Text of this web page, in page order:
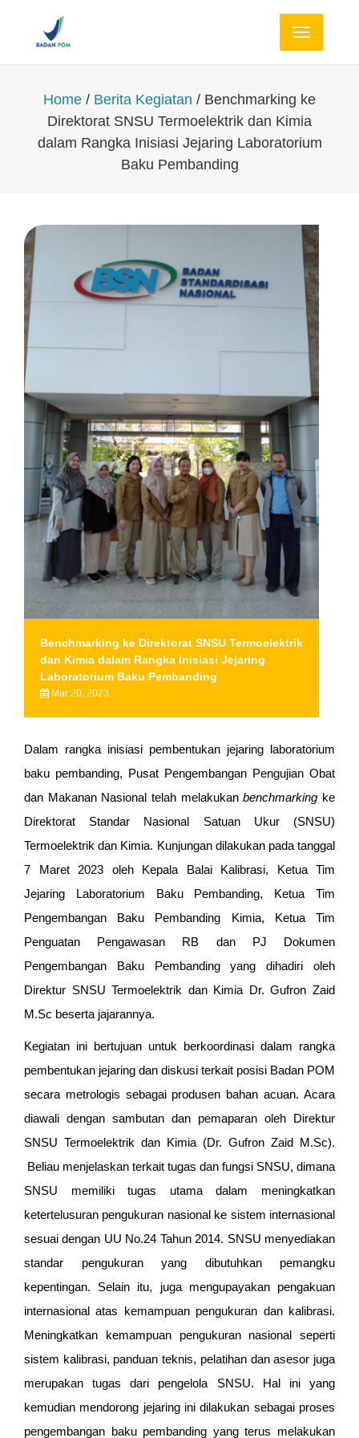
Toggle
navigation
Home / Berita Kegiatan / Benchmarking ke
Direktorat SNSU Termoelektrik dan Kimia
dalam Rangka Inisiasi Jejaring Laboratorium
Baku Pembanding
Benchmarking ke Direktorat SNSU Termoelektrik
dan Kimia dalam Rangka Inisiasi Jejaring
Laboratorium Baku Pembanding
Mar 20, 2023
Dalam rangka inisiasi pembentukan jejaring laboratorium
baku pembanding, Pusat Pengembangan Pengujian Obat
dan Makanan Nasional telah melakukanbenchmarking ke
Direktorat Standar Nasional Satuan Ukur (SNSU)
Termoelektrik dan Kimia. Kunjungan dilakukan pada tanggal
7 Maret 2023 oleh Kepala Balai Kalibrasi, Ketua Tim
Jejaring Laboratorium Baku Pembanding, Ketua Tim
Pengembangan Baku Pembanding Kimia, Ketua Tim
Penguatan Pengawasan RB dan PJ Dokumen
Pengembangan Baku Pembanding yang dihadiri oleh
Direktur SNSU Termoelektrik dan Kimia Dr. Gufron Zaid
M.Sc beserta jajarannya.
Kegiatan ini bertujuan untuk berkoordinasi dalam rangka
pembentukan jejaring dan diskusi terkait posisi Badan POM
secara metrologis sebagai produsen bahan acuan. Acara
diawali dengan sambutan dan pemaparan oleh Direktur
SNSU Termoelektrik dan Kimia (Dr. Gufron Zaid M.Sc).
Beliau menjelaskan terkait tugas dan fungsi SNSU, dimana
SNSU memiliki tugas utama dalam meningkatkan
ketertelusuran pengukuran nasional ke sistem internasional
sesuai dengan UU No.24 Tahun 2014. SNSU menyediakan
standar pengukuran yang dibutuhkan pemangku
kepentingan. Selain itu, juga mengupayakan pengakuan
internasional atas kemampuan pengukuran dan kalibrasi.
Meningkatkan kemampuan pengukuran nasional seperti
sistem kalibrasi, panduan teknis, pelatihan dan asesor juga
merupakan tugas dari pengelola SNSU. Hal ini yang
kemudian mendorong jejaring ini dilakukan sebagai proses
pengembangan baku pembanding yang terus melakukan